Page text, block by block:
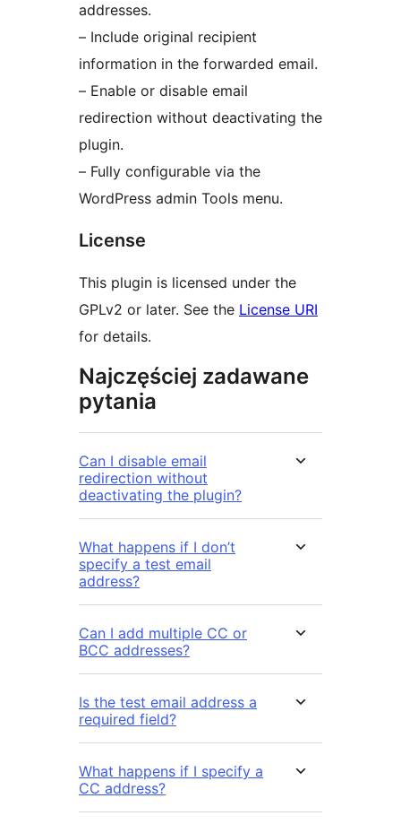
addresses.
– Include original recipient
information in the forwarded email.
– Enable or disable email
redirection without deactivating the
plugin.
– Fully configurable via the
WordPress admin Tools menu.
License
This plugin is licensed under the
GPLv2 or later. See the License URI
for details.
Najczęściej zadawane
pytania
Can I disable email
redirection without
deactivating the plugin?
What happens if I don’t
specify a test email
address?
Can I add multiple CC or
BCC addresses?
Is the test email address a
required field?
What happens if I specify a
CC address?